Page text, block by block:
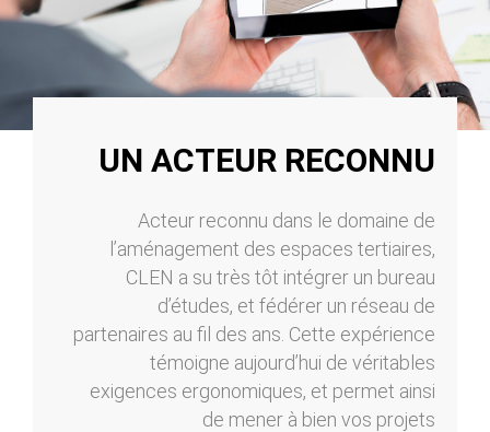
UN ACTEUR RECONNU
Acteur reconnu dans le domaine de
l’aménagement des espaces tertiaires,
CLEN a su très tôt intégrer un bureau
d’études, et fédérer un réseau de
partenaires au fil des ans. Cette expérience
témoigne aujourd’hui de véritables
exigences ergonomiques, et permet ainsi
de mener à bien vos projets